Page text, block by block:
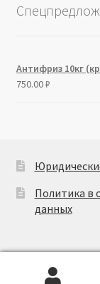
Антифриз 10кг
750.00₽
Политика в
данных